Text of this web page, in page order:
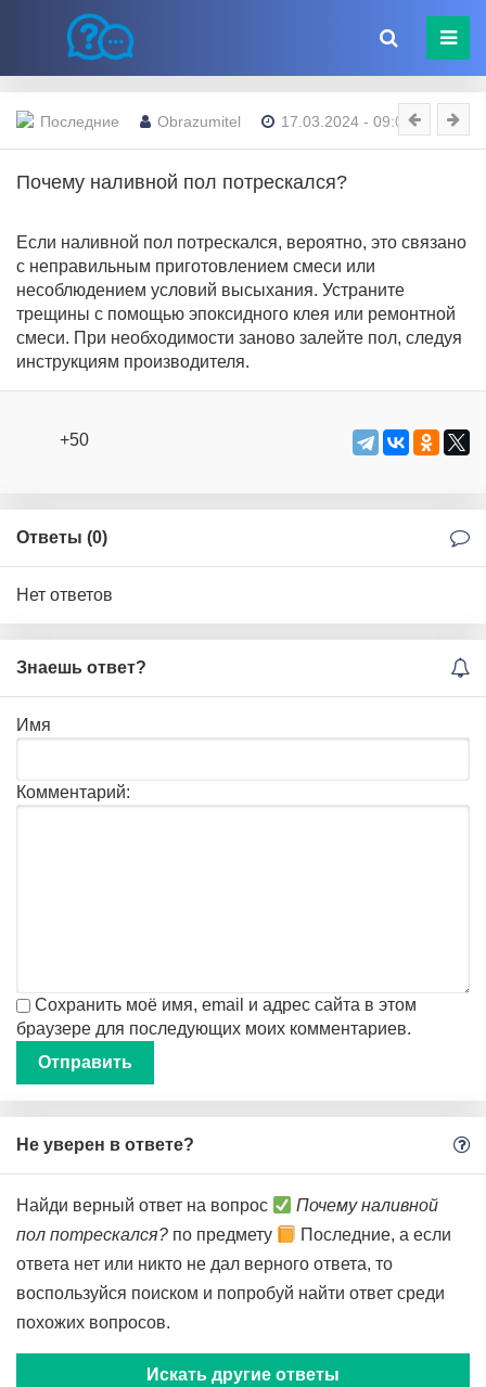
Последние Obrazumitel 17.03.2024 - 09:00
Почему наливной пол потрескался?
Если наливной пол потрескался, вероятно, это связано
с неправильным приготовлением смеси или
несоблюдением условий высыхания. Устраните
трещины с помощью эпоксидного клея или ремонтной
смеси. При необходимости заново залейте пол, следуя
инструкциям производителя.
+50
Ответы (0)
Нет ответов
Знаешь ответ?
Имя
Комментарий:
Сохранить моё имя, email и адрес сайта в этом
браузере для последующих моих комментариев.
Не уверен в ответе?
Найди верный ответ на вопрос
Почему наливной
пол потрескался? по предмету
Последние, а если
ответа нет или никто не дал верного ответа, то
воспользуйся поиском и попробуй найти ответ среди
похожих вопросов.
Искать другие ответы